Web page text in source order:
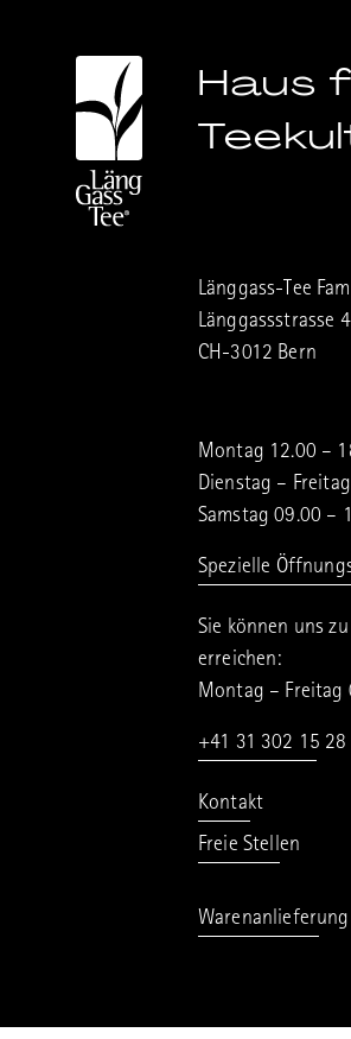
Haus
Länggass-Tee
Länggassstrasse
CH-3012 Bern
Montag 12.00 –
Dienstag –
Samstag 09.00 –
Spezielle
Sie können uns
erreichen:
Montag – Freitag
+41 31 302 15 28
Kontakt
Freie Stellen
Warenanlieferung